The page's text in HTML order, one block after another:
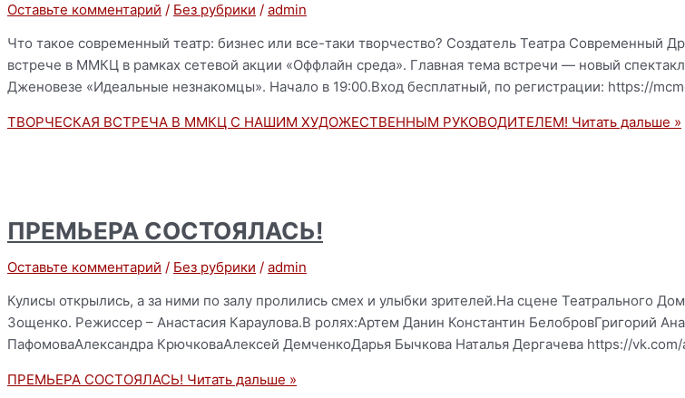
Оставьте комментарий / Без рубрики / admin
Что такое современный театр: бизнес или все-таки творчество? Создатель Театра
встрече в ММКЦ в рамках сетевой акции «Оффлайн среда». Главная тема встречи — новый
Дженовезе «Идеальные незнакомцы». Начало в 19:00.Вход бесплатный, по регистрации: https://
ТВОРЧЕСКАЯ ВСТРЕЧА В ММКЦ С НАШИМ ХУДОЖЕСТВЕННЫМ РУКОВОДИТЕЛЕМ! Читать дальше »
ПРЕМЬЕРА СОСТОЯЛАСЬ!
Оставьте комментарий / Без рубрики / admin
Кулисы открылись, а за ними по залу пролились смех и улыбки зрителей.На сцене Театрального
Зощенко. Режиссер – Анастасия Караулова.В ролях:Артем Данин Константин БелобровГригорий
ПафомоваАлександра КрючковаАлексей ДемченкоДарья Бычкова Наталья Дергачева https://
ПРЕМЬЕРА СОСТОЯЛАСЬ! Читать дальше »